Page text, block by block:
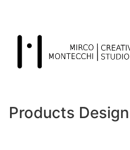
Products Design